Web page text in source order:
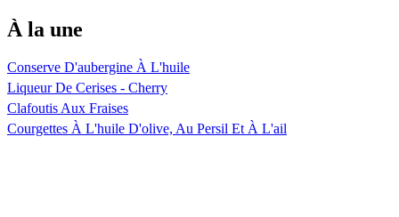
À la une
Conserve D'aubergine À L'huile
Liqueur De Cerises - Cherry
Clafoutis Aux Fraises
Courgettes À L'huile D'olive, Au Persil Et À L'ail